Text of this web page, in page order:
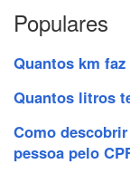
Populares
Quantos km
Quantos litros
Como
pessoa pelo